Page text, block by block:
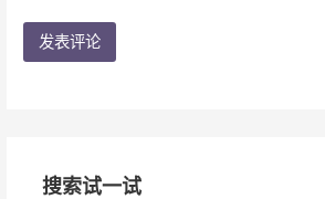
搜索试一试